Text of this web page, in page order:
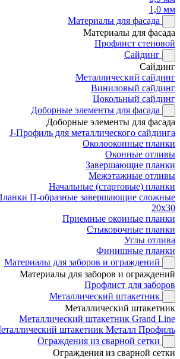
1,0 мм
Материалы для фасада
Материалы для фасада
Профлист стеновой
Сайдинг
Сайдинг
Металлический сайдинг
Виниловый сайдинг
Цокольный сайдинг
Доборные элементы для фасада
Доборные элементы для фасада
J-Профиль для металлического сайдинга
Околооконные планки
Оконные отливы
Завершающие планки
Межэтажные отливы
Начальные (стартовые) планки
П-образные завершающие сложные
20x30
Приемные оконные планки
Стыковочные планки
Углы отлива
Финишные планки
Материалы для заборов и ограждений
Материалы для заборов и ограждений
Профлист для заборов
Металлический штакетник
Металлический штакетник
Металлический штакетник Grand Line
штакетник Металл Профиль
Ограждения из сварной сетки
Ограждения из сварной сетки